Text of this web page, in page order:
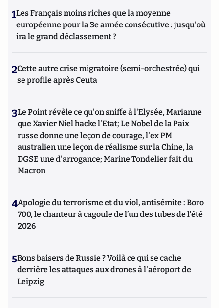
1Les Français moins riches que la moyenne
européenne pour la 3e année consécutive : jusqu'où
ira le grand déclassement ?
2Cette autre crise migratoire (semi-orchestrée) qui
se profile après Ceuta
3Le Point révèle ce qu'on sniffe à l'Elysée, Marianne
que Xavier Niel hacke l'Etat; Le Nobel de la Paix
russe donne une leçon de courage, l'ex PM
australien une leçon de réalisme sur la Chine, la
DGSE une d'arrogance; Marine Tondelier fait du
Macron
4Apologie du terrorisme et du viol, antisémite : Boro
700, le chanteur à cagoule de l’un des tubes de l’été
2026
5Bons baisers de Russie ? Voilà ce qui se cache
derrière les attaques aux drones à l'aéroport de
Leipzig